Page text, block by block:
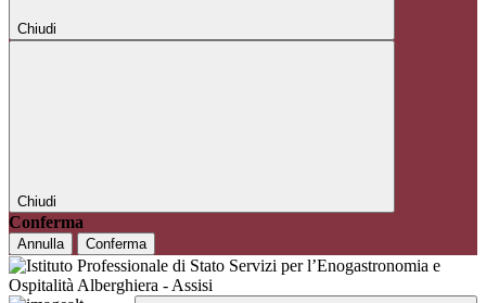
Chiudi
Chiudi
Conferma
Annulla Conferma